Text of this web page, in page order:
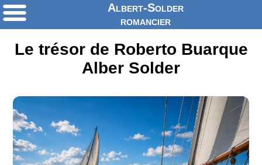
Albert-Solder
romancier
Le trésor de Roberto Buarque
Alber Solder